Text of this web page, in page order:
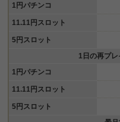
1円パチンコ
11.11円スロット
5円スロット
1日の再プ
1円パチンコ
11.11円スロット
5円スロット